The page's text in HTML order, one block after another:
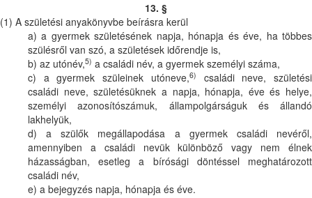
13. §
(1) A születési anyakönyvbe beírásra kerül
a) a gyermek születésének napja, hónapja és éve, ha többes
szülésről van szó, a születések időrendje is,
b) az utónév,5) a családi név, a gyermek személyi száma,
c) a gyermek szüleinek utóneve,6)
családi neve, születési
családi neve, születésüknek a napja, hónapja, éve és helye,
személyi azonosítószámuk, állampolgárságuk és állandó
lakhelyük,
d) a szülők megállapodása a gyermek családi nevéről,
amennyiben a családi nevük különböző vagy nem élnek
házasságban, esetleg a bírósági döntéssel meghatározott
családi név,
e) a bejegyzés napja, hónapja és éve.